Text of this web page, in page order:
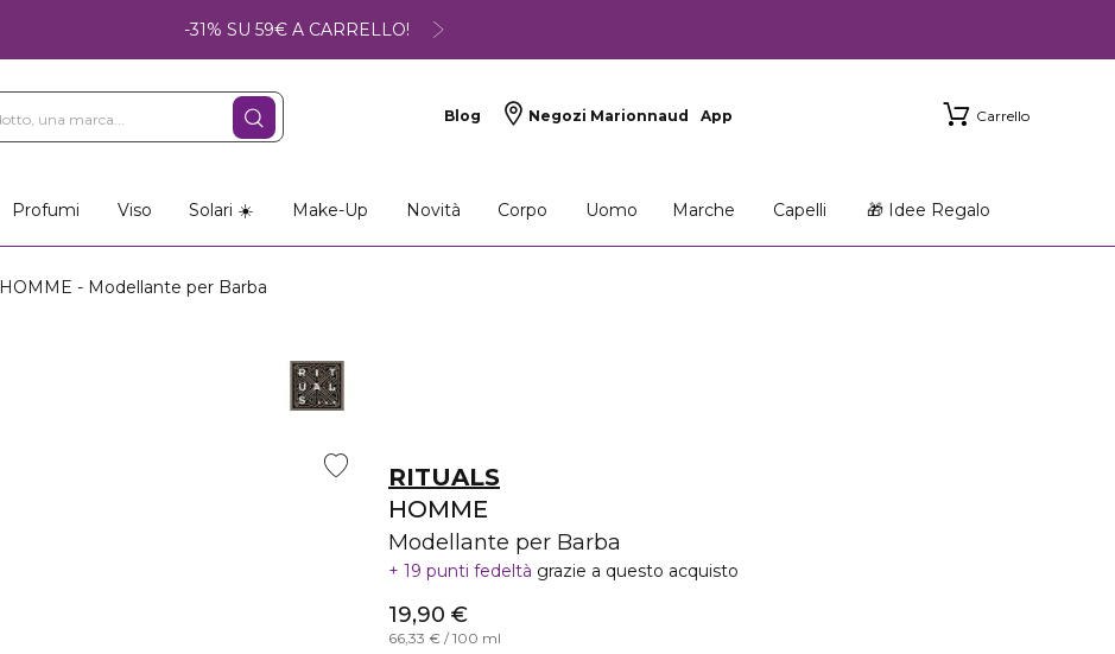
-31% SU 59€ A CARRELLO!
Blog Negozi Marionnaud App Carrello
Profumi Viso Solari ☀️ Make-Up Novità Corpo Uomo Marche Capelli 🎁 Idee Regalo
HOMME - Modellante per Barba
RITUALS
HOMME
Modellante per Barba
19 punti fedeltà grazie a questo acquisto
19,90 €
66,33 € / 100 ml